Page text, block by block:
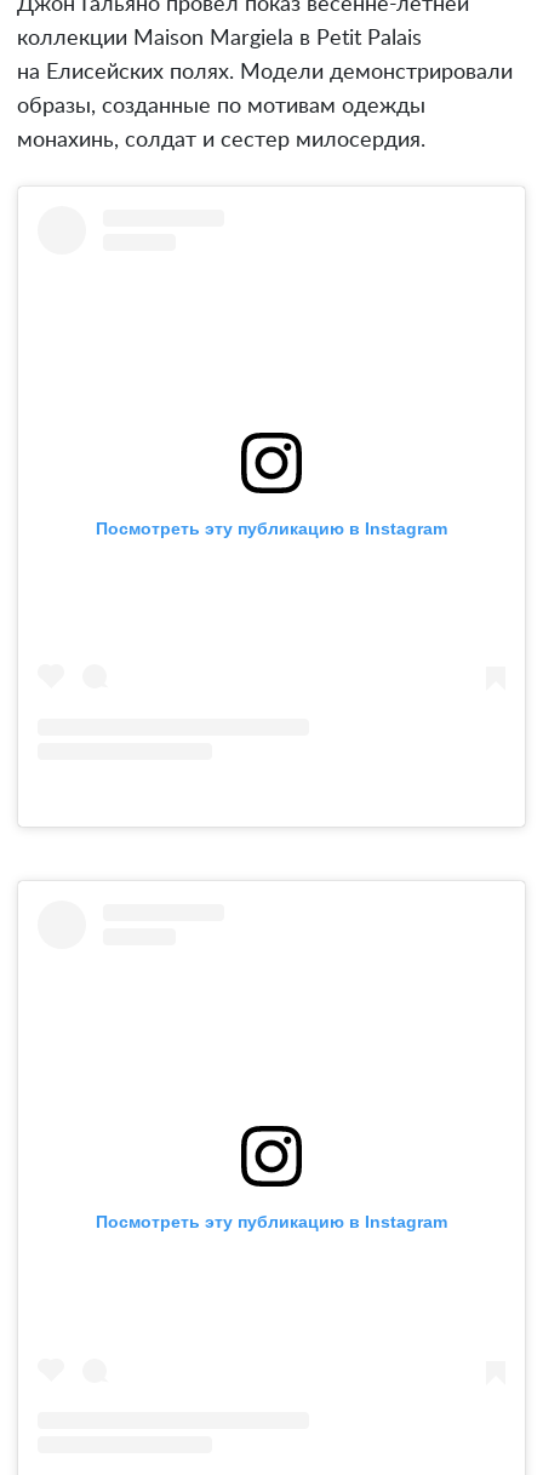
Джон Гальяно провел показ весенне-летней
коллекции Maison Margiela в Petit Palais
на Елисейских полях. Модели демонстрировали
образы, созданные по мотивам одежды
монахинь, солдат и сестер милосердия.
Посмотреть эту публикацию в Instagram
Посмотреть эту публикацию в Instagram